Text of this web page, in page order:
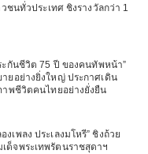
ชนทั่วประเทศ ชิงรางวัลกว่า 1
ะกันชีวิต 75 ปี ของคนทัพหน้า”
ยอย่างยิ่งใหญ่ ประกาศเดิน
าพชีวิตคนไทยอย่างยั่งยืน
เพลง ประเลงมโหรี” ชิงถ้วย
ด็จพระเทพรัตนราชสุดาฯ